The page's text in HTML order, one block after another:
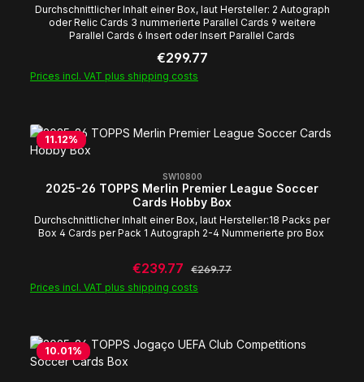
Durchschnittlicher Inhalt einer Box, laut Hersteller: 2 Autograph
oder Relic Cards 3 nummerierte Parallel Cards 9 weitere
Parallel Cards 6 Insert oder Insert Parallel Cards
Regular price:
€299.77
Prices incl. VAT plus shipping costs
11.12%
SW10800
2025-26 TOPPS Merlin Premier League Soccer
Cards Hobby Box
Durchschnittlicher Inhalt einer Box, laut Hersteller:18 Packs per
Box 4 Cards per Pack 1 Autograph 2-4 Nummerierte pro Box
Sale price:
€239.77 Regular price:
€269.77
Prices incl. VAT plus shipping costs
10.01%